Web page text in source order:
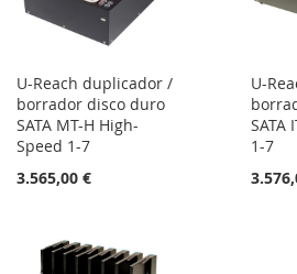
U-Reach duplicador /
borrador disco duro
SATA MT-H High-
Speed 1-7
3.565,00 €
U-
SATA
1-7